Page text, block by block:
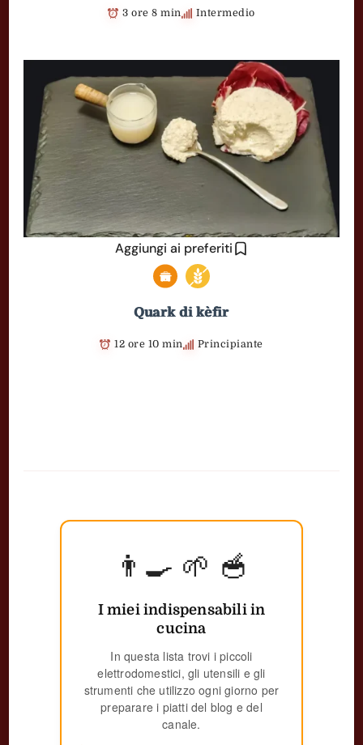
3 ore 8 min Intermedio
Aggiungi ai preferiti
Quark di kèfir
12 ore 10 min Principiante
👨‍🍳 🌱 🥣
I miei indispensabili in
cucina
In questa lista trovi i piccoli
elettrodomestici, gli utensili e gli
strumenti che utilizzo ogni giorno per
preparare i piatti del blog e del
canale.